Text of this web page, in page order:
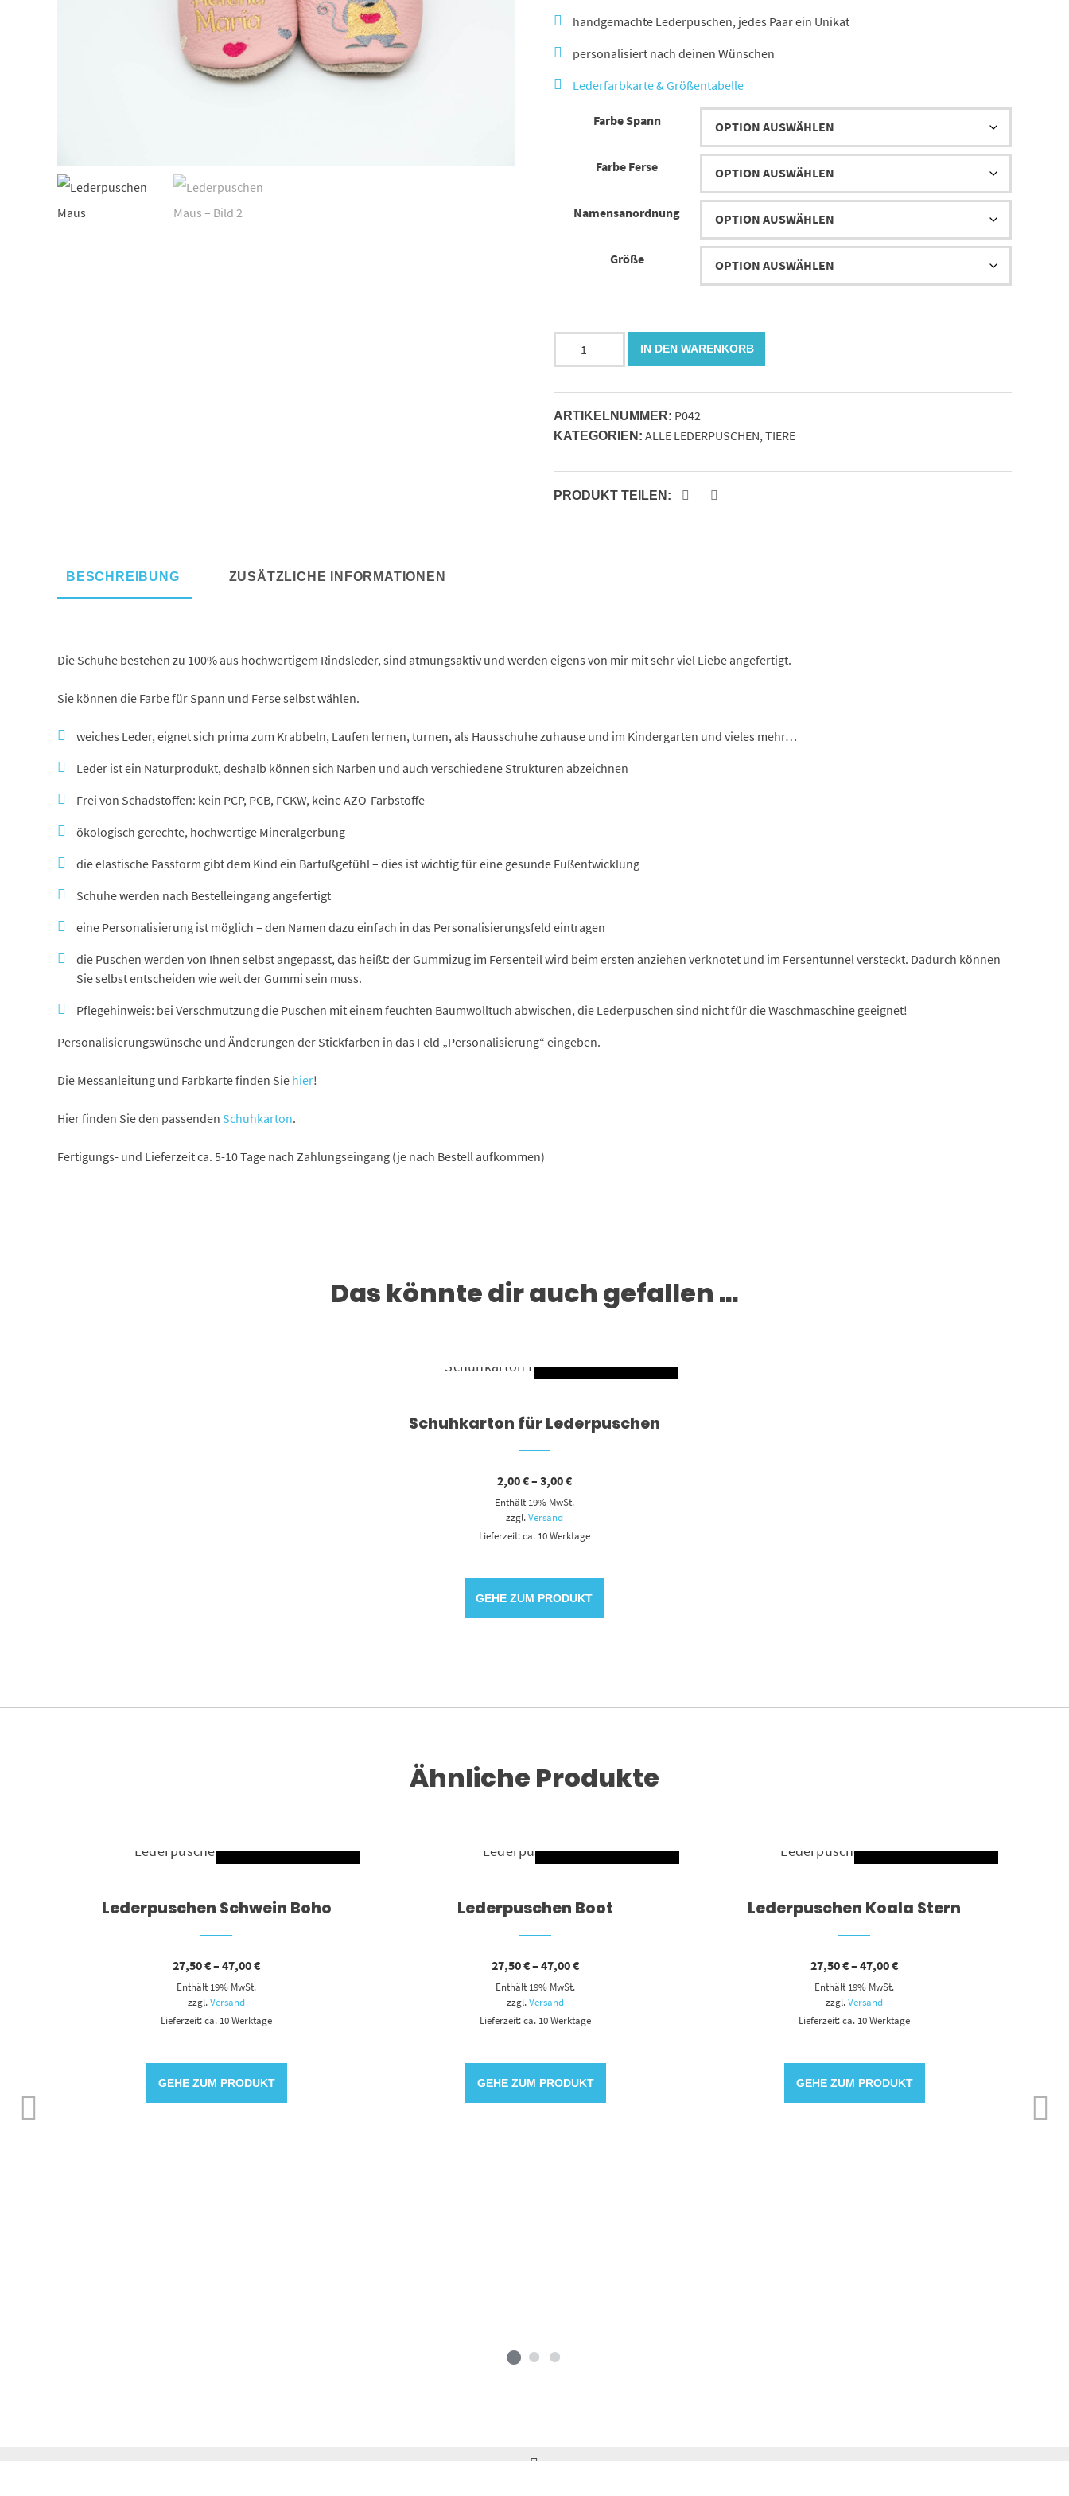
47,00 €
handgemachte Lederpuschen, jedes Paar ein Unikat
personalisiert nach deinen Wünschen
Lederfarbkarte & Größentabelle
Farbe Spann
Farbe Ferse
Namensanordnung
Größe
IN DEN WARENKORB
ARTIKELNUMMER: P042
KATEGORIEN: ALLE LEDERPUSCHEN, TIERE
PRODUKT TEILEN:
BESCHREIBUNG ZUSÄTZLICHE INFORMATIONEN
Die Schuhe bestehen zu 100% aus hochwertigem Rindsleder, sind atmungsaktiv und werden eigens von mir mit sehr viel Liebe angefertigt.
Sie können die Farbe für Spann und Ferse selbst wählen.
weiches Leder, eignet sich prima zum Krabbeln, Laufen lernen, turnen, als Hausschuhe zuhause und im Kindergarten und vieles mehr…
Leder ist ein Naturprodukt, deshalb können sich Narben und auch verschiedene Strukturen abzeichnen
Frei von Schadstoffen: kein PCP, PCB, FCKW, keine AZO-Farbstoffe
ökologisch gerechte, hochwertige Mineralgerbung
die elastische Passform gibt dem Kind ein Barfußgefühl – dies ist wichtig für eine gesunde Fußentwicklung
Schuhe werden nach Bestelleingang angefertigt
eine Personalisierung ist möglich – den Namen dazu einfach in das Personalisierungsfeld eintragen
die Puschen werden von Ihnen selbst angepasst, das heißt: der Gummizug im Fersenteil wird beim ersten anziehen verknotet und im Fersentunnel versteckt. Dadurch können
Sie selbst entscheiden wie weit der Gummi sein muss.
Pflegehinweis: bei Verschmutzung die Puschen mit einem feuchten Baumwolltuch abwischen, die Lederpuschen sind nicht für die Waschmaschine geeignet!
Personalisierungswünsche und Änderungen der Stickfarben in das Feld „Personalisierung“ eingeben.
Die Messanleitung und Farbkarte finden Sie hier!
Hier finden Sie den passenden Schuhkarton.
Fertigungs- und Lieferzeit ca. 5-10 Tage nach Zahlungseingang (je nach Bestell aufkommen)
Das könnte dir auch gefallen …
Dieses Produkt weist mehrere Varianten auf. Die Optionen können auf der Produktseite gewählt werden
Schuhkarton für Lederpuschen
2,00€– 3,00€Preisspanne:
bis
Enthält 19% MwSt.
zzgl.Versand
Lieferzeit: ca. 10 Werktage
GEHE ZUM PRODUKT
Ähnliche Produkte
Dieses Produkt weist mehrere Varianten auf. Die Optionen können auf der Produktseite gewählt werden
Lederpuschen Schwein Boho
27,50€–47,00€Preisspanne:
Enthält 19% MwSt.
zzgl.Versand
Lieferzeit: ca. 10 Werktage
GEHE ZUM PRODUKT
Dieses Produkt weist mehrere Varianten auf. Die Optionen können auf der Produktseite gewählt werden
Lederpuschen Boot
27,50€–47,00€Preisspanne:
Enthält 19% MwSt.
zzgl.Versand
Lieferzeit: ca. 10 Werktage
GEHE ZUM PRODUKT
Dieses Produkt weist mehrere Varianten auf. Die Optionen können auf der Produktseite gewählt werden
Lederpuschen Koala Stern
27,50€–47,00€Preisspanne:
Enthält 19% MwSt.
zzgl.Versand
Lieferzeit: ca. 10 Werktage
GEHE ZUM PRODUKT